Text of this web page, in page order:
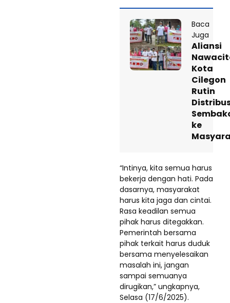
Baca
Juga
Aliansi
Kota
Cilegon
Rutin
ke
“Intinya, kita semua harus
bekerja dengan hati. Pada
dasarnya, masyarakat
harus kita jaga dan cintai.
Rasa keadilan semua
pihak harus ditegakkan.
Pemerintah bersama
pihak terkait harus duduk
bersama menyelesaikan
masalah ini, jangan
sampai semuanya
dirugikan,” ungkapnya,
Selasa (17/6/2025).